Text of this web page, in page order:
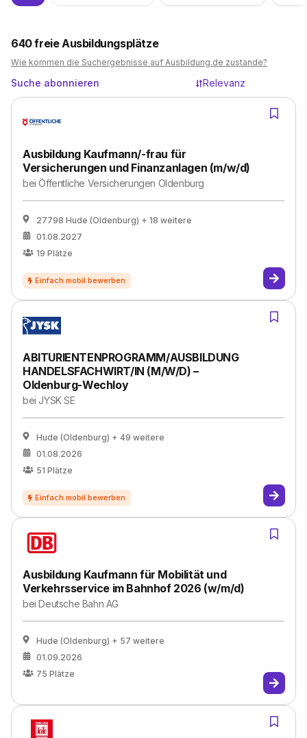
640freie Ausbildungsplätze
Wie kommen die Suchergebnisse auf Ausbildung.de zustande?
Suche abonnieren Relevanz
Ausbildung Kaufmann/-frau für
Versicherungen und Finanzanlagen (m/w/d)
beiÖffentliche Versicherungen Oldenburg
27798 Hude (Oldenburg) + 18 weitere
01.08.2027
19 Plätze
ABITURIENTENPROGRAMM/AUSBILDUNG
HANDELSFACHWIRT/IN (M/W/D) –
Oldenburg-Wechloy
bei JYSK SE
Hude (Oldenburg) + 49 weitere
01.08.2026
51 Plätze
Ausbildung Kaufmann für Mobilität und
Verkehrsservice im Bahnhof 2026 (w/m/d)
beiDeutsche Bahn AG
Hude (Oldenburg) + 57 weitere
01.09.2026
75 Plätze